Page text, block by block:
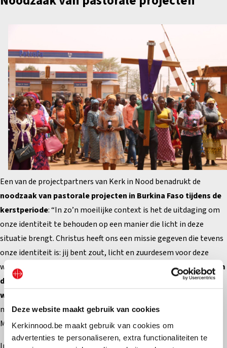
Deze website maakt gebruik van cookies
Kerkinnood.be maakt gebruik van cookies om
advertenties te personaliseren, extra functionaliteiten te
Een van de projectpartners van Kerk in Nood benadrukt de
noodzaak van pastorale projecten in Burkina Faso tijdens de
kerstperiode: “In zo’n moeilijke context is het de uitdaging om
onze identiteit te behouden op een manier die licht in deze
situatie brengt. Christus heeft ons een missie gegeven die tevens
onze identiteit is: jij bent zout, licht en zuurdesem voor deze
wereld.
Het gaat er niet om deze crisis te doorstaan, maar om
deze te beleven in de geest van Christus, zodat het een kans
wordt om van het geloof te getuigen.
moet alles wat hem overkomt zien door de ogen van zijn
Meester.”
In deze geest ondersteunt Kerk in Nood ook de lokale Kerk door